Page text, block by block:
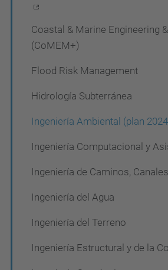
Coastal & Marine Engineering
(CoMEM+)
Flood Risk Management
Hidrología Subterránea
Ingeniería Ambiental (plan
Ingeniería Computacional y
Ingeniería de Caminos,
Ingeniería del Agua
Ingeniería del Terreno
Ingeniería Estructural y de la